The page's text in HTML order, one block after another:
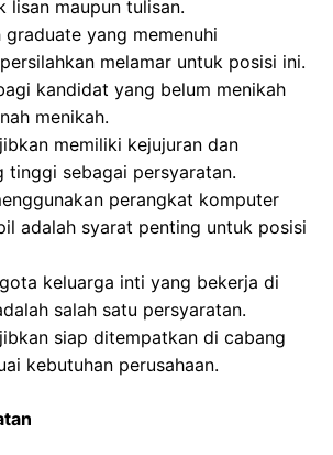
lisan maupun tulisan.
yang memenuhi
melamar untuk posisi ini.
kandidat yang belum menikah
menikah.
memiliki kejujuran dan
tinggi sebagai persyaratan.
perangkat komputer
adalah syarat penting untuk posisi
keluarga inti yang bekerja di
salah satu persyaratan.
siap ditempatkan di cabang
kebutuhan perusahaan.